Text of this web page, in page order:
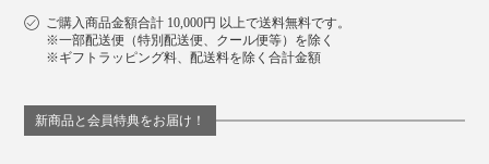
ご購入商品金額合計 10,000円 以上で送料無料です。
※一部配送便（特別配送便、クール便等）を除く
※ギフトラッピング料、配送料を除く合計金額
新商品と会員特典をお届け！